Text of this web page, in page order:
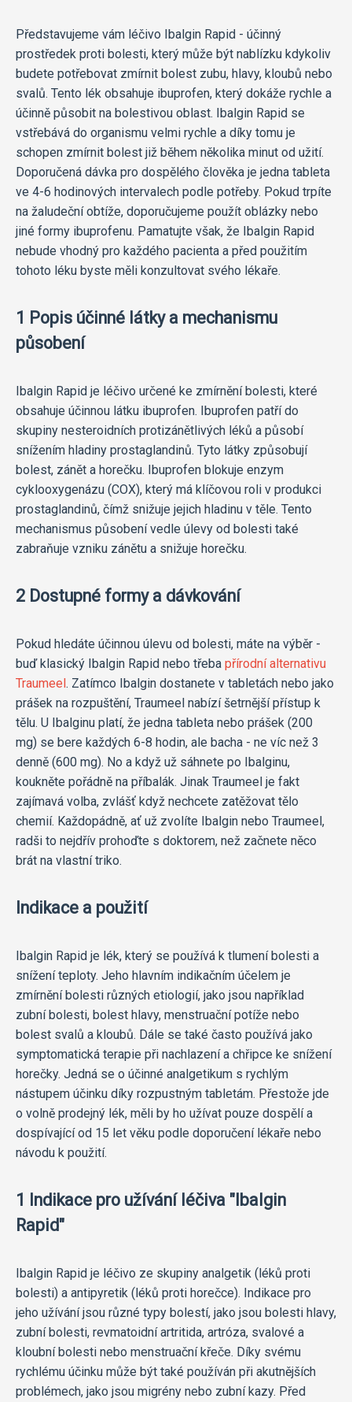
Představujeme vám léčivo Ibalgin Rapid - účinný
prostředek proti bolesti, který může být nablízku kdykoliv
budete potřebovat zmírnit bolest zubu, hlavy, kloubů nebo
svalů. Tento lék obsahuje ibuprofen, který dokáže rychle a
účinně působit na bolestivou oblast. Ibalgin Rapid se
vstřebává do organismu velmi rychle a díky tomu je
schopen zmírnit bolest již během několika minut od užití.
Doporučená dávka pro dospělého člověka je jedna tableta
ve 4-6 hodinových intervalech podle potřeby. Pokud trpíte
na žaludeční obtíže, doporučujeme použít oblázky nebo
jiné formy ibuprofenu. Pamatujte však, že Ibalgin Rapid
nebude vhodný pro každého pacienta a před použitím
tohoto léku byste měli konzultovat svého lékaře.
1 Popis účinné látky a mechanismu
působení
Ibalgin Rapid je léčivo určené ke zmírnění bolesti, které
obsahuje účinnou látku ibuprofen. Ibuprofen patří do
skupiny nesteroidních protizánětlivých léků a působí
snížením hladiny prostaglandinů. Tyto látky způsobují
bolest, zánět a horečku. Ibuprofen blokuje enzym
cyklooxygenázu (COX), který má klíčovou roli v produkci
prostaglandinů, čímž snižuje jejich hladinu v těle. Tento
mechanismus působení vedle úlevy od bolesti také
zabraňuje vzniku zánětu a snižuje horečku.
2 Dostupné formy a dávkování
Pokud hledáte účinnou úlevu od bolesti, máte na výběr -
buď klasický Ibalgin Rapid nebo třeba přírodní alternativu
Traumeel. Zatímco Ibalgin dostanete v tabletách nebo jako
prášek na rozpuštění, Traumeel nabízí šetrnější přístup k
tělu. U Ibalginu platí, že jedna tableta nebo prášek (200
mg) se bere každých 6-8 hodin, ale bacha - ne víc než 3
denně (600 mg). No a když už sáhnete po Ibalginu,
koukněte pořádně na příbalák. Jinak Traumeel je fakt
zajímavá volba, zvlášť když nechcete zatěžovat tělo
chemií. Každopádně, ať už zvolíte Ibalgin nebo Traumeel,
radši to nejdřív prohoďte s doktorem, než začnete něco
brát na vlastní triko.
Indikace a použití
Ibalgin Rapid je lék, který se používá k tlumení bolesti a
snížení teploty. Jeho hlavním indikačním účelem je
zmírnění bolesti různých etiologií, jako jsou například
zubní bolesti, bolest hlavy, menstruační potíže nebo
bolest svalů a kloubů. Dále se také často používá jako
symptomatická terapie při nachlazení a chřipce ke snížení
horečky. Jedná se o účinné analgetikum s rychlým
nástupem účinku díky rozpustným tabletám. Přestože jde
o volně prodejný lék, měli by ho užívat pouze dospělí a
dospívající od 15 let věku podle doporučení lékaře nebo
návodu k použití.
1 Indikace pro užívání léčiva "Ibalgin
Rapid"
Ibalgin Rapid je léčivo ze skupiny analgetik (léků proti
bolesti) a antipyretik (léků proti horečce). Indikace pro
jeho užívání jsou různé typy bolestí, jako jsou bolesti hlavy,
zubní bolesti, revmatoidní artritida, artróza, svalové a
kloubní bolesti nebo menstruační křeče. Díky svému
rychlému účinku může být také používán při akutnějších
problémech, jako jsou migrény nebo zubní kazy. Před